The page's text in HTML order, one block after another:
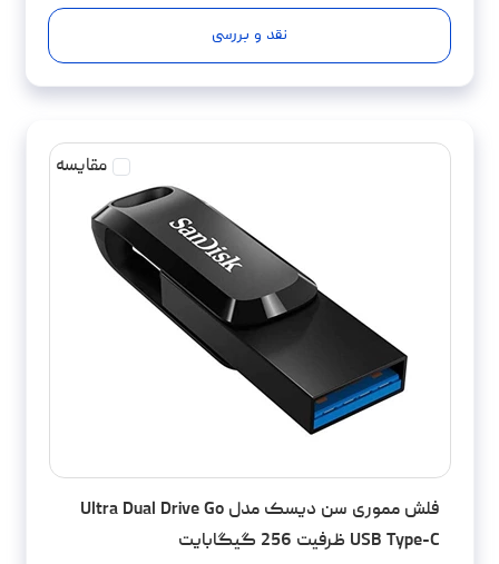
نقد و بررسی
مقایسه
فلش مموری سن دیسک مدل Ultra Dual Drive Go
USB Type-C ظرفیت 256 گیگابایت